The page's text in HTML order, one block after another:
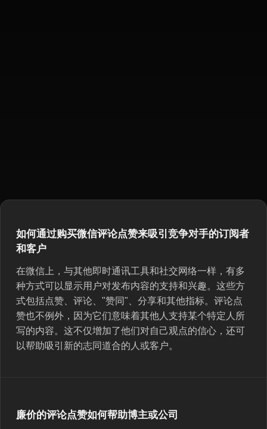
如何通过购买微信评论点赞来吸引竞争对手的订阅者
和客户
在微信上，与其他即时通讯工具和社交网络一样，有多
种方式可以显示用户对发布内容的支持和兴趣。这些方
式包括点赞、评论、"赞同"、分享和其他指标。评论点
赞也不例外，因为它们意味着其他人支持某个特定人所
写的内容。这不仅增加了他们对自己观点的信心，还可
以帮助吸引新的志同道合的人或客户。
廉价的评论点赞如何帮助博主或公司